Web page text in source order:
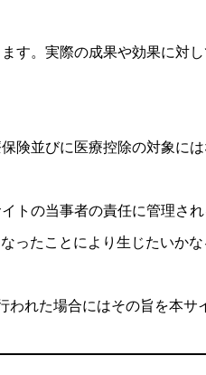
す。実際の成果や効果に対
険並びに医療控除の対象には
トの当事者の責任に管理さ
たことにより生じたいかな
れた場合にはその旨を本サ